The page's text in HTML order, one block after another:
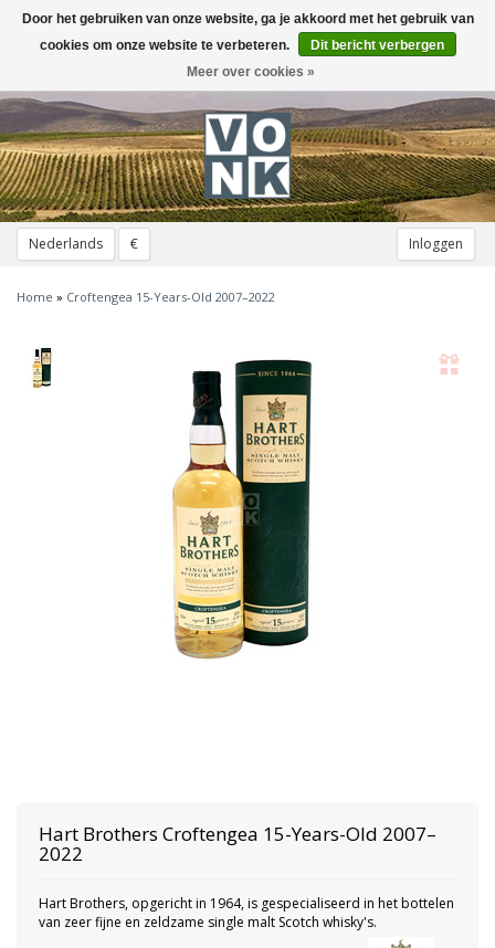
Nederlands € Inloggen
Toggle
navigation
Home » Croftengea 15-Years-Old 2007–2022
Hart Brothers Croftengea 15-Years-Old 2007–
2022
Hart Brothers, opgericht in 1964, is gespecialiseerd in het bottelen
van zeer fijne en zeldzame single malt Scotch whisky's.
Door het gebruiken van onze website, ga je akkoord met het gebruik van
cookies om onze website te verbeteren.
Dit bericht verbergen
Meer over cookies »